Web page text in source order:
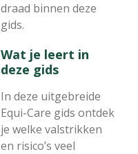
draad binnen deze
gids.
Wat je leert in
deze gids
In deze uitgebreide
Equi-Care gids ontdek
je welke valstrikken
en risico’s veel